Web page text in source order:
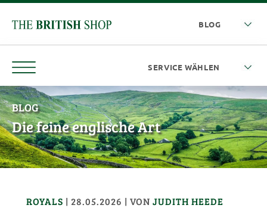
BLOG
Die feine englische Art
ROYALS | 28.05.2026 | VONJUDITH HEEDE